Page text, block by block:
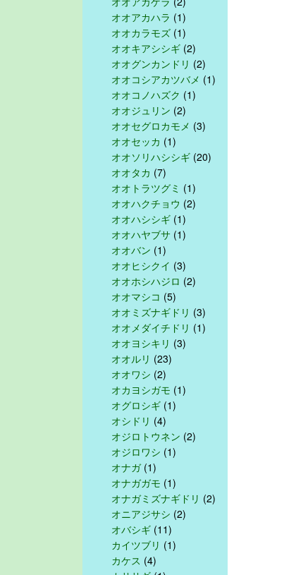
オオアカハラ (1)
オオカラモズ (1)
オオキアシシギ (2)
オオグンカンドリ (2)
オオコシアカツバメ (1)
オオコノハズク (1)
オオジュリン (2)
オオセグロカモメ (3)
オオセッカ (1)
オオソリハシシギ (20)
オオタカ (7)
オオトラツグミ (1)
オオハクチョウ (2)
オオハシシギ (1)
オオハヤブサ (1)
オオバン (1)
オオヒシクイ (3)
オオホシハジロ (2)
オオマシコ (5)
オオミズナギドリ (3)
オオメダイチドリ (1)
オオヨシキリ (3)
オオルリ (23)
オオワシ (2)
オカヨシガモ (1)
オグロシギ (1)
オシドリ (4)
オジロトウネン (2)
オジロワシ (1)
オナガ(1)
オナガガモ (1)
オナガミズナギドリ (2)
オニアジサシ (2)
オバシギ (11)
カイツブリ (1)
カケス (4)